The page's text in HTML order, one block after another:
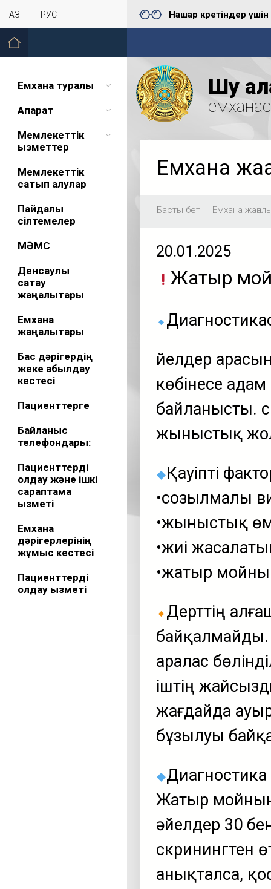
ҚАЗ РУС Нашар көретіндер үшін
Емхана туралы
Ақпарат
Мемлекеттік
қызметтер
Мемлекеттік
сатып алулар
Пайдалы
сілтемелер
МӘМС
Денсаулық
сақтау
жаңалықтары
Емхана
жаңалықтары
Бас дәрігердің
жеке қабылдау
кестесі
Пациенттерге
Байланыс
телефондары:
Пациенттерді
қолдау және ішкі
сараптама
қызметі
Емхана
дәрігерлерінің
жұмыс кестесі
Пациенттерді
қолдау қызметі
Шу
Емхана
Басты бет Емхана
20.01.2025
Жатыр
Әйелдер
көбінесе
байланысты.
жыныстық
Қауіпті
​•созылмалы
​•жыныстық
​•жиі
​•жатыр
Дерттің
байқалмайды.
аралас
іштің
жағдайда
бұзылуы
Диагностика
Жатыр
әйелдер 30
скринингтен
анықталса,